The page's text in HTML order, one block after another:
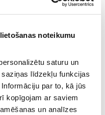
noteikumu
saturu un
līdzekļu funkcijas
par to, kā jūs
kopīgojam ar saviem
un analīzes